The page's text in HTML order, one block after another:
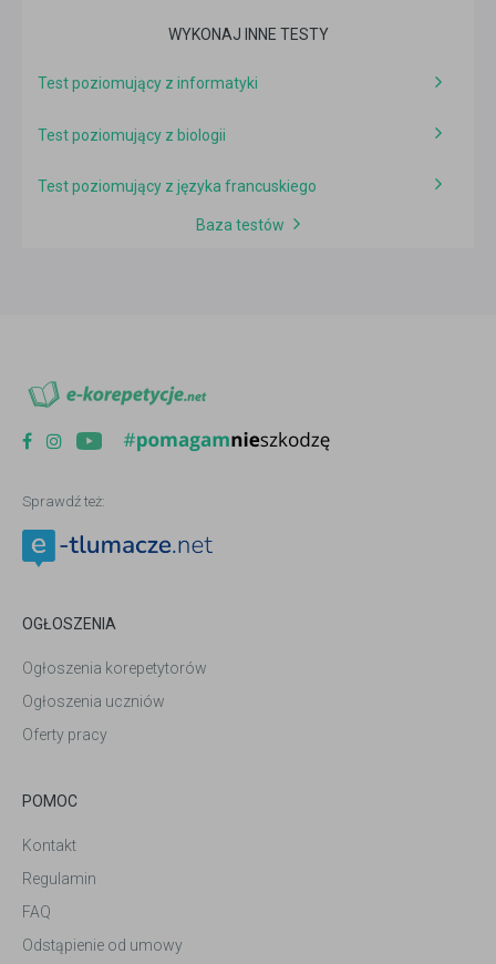
WYKONAJ INNE TESTY
Test poziomujący z informatyki
Test poziomujący z biologii
Test poziomujący z języka francuskiego
Baza testów
Sprawdź też:
OGŁOSZENIA
Ogłoszenia korepetytorów
Ogłoszenia uczniów
Oferty pracy
POMOC
Kontakt
Regulamin
FAQ
Odstąpienie od umowy